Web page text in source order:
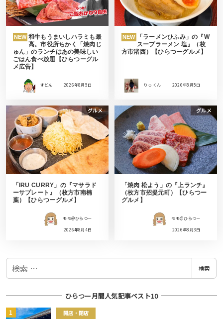
NEW 和牛もうまいしハラミも最
高。市役所ちかく「焼肉じ
ゅん」のランチはあの美味しい
ごはん食べ放題【ひらつーグル
メ広告】
すどん 2026年8月5日
NEW
「ラーメンひふみ」の『W
スープラーメン 塩』（枚
方市渚西）【ひらつーグルメ】
りっ くん 2026年8月5日
グルメ
「IRU CURRY」の『マサラド
ーサプレート』（枚方市南楠
葉）【ひらつーグルメ】
モモ＠ひらつー
2026年8月4日
グルメ
「焼肉 松よう」の『上ランチ』
（枚方市招提元町）【ひらつー
グルメ】
モモ＠ひらつー
2026年8月3日
検
検索
ひらつー月間人気記事ベスト10
開店・閉店